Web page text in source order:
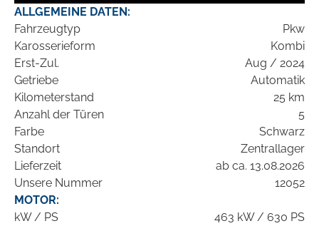
ALLGEMEINE DATEN:
Fahrzeugtyp
Pkw
Karosserieform
Kombi
Erst-Zul.
Aug / 2024
Getriebe
Automatik
Kilometerstand
25 km
Anzahl der Türen
5
Farbe
Schwarz
Standort
Zentrallager
Lieferzeit
ab ca. 13.08.2026
Unsere Nummer
12052
MOTOR:
kW / PS
463 kW / 630 PS